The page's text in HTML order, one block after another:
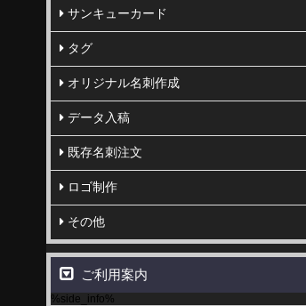
サンキューカード
タグ
オリジナル名刺作成
データ入稿
既存名刺注文
ロゴ制作
その他
ご利用案内
%side_info%